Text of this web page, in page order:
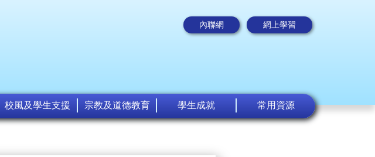
內聯網 網上學習
校風及學生支援 宗教及道德教育 學生成就 常用資源